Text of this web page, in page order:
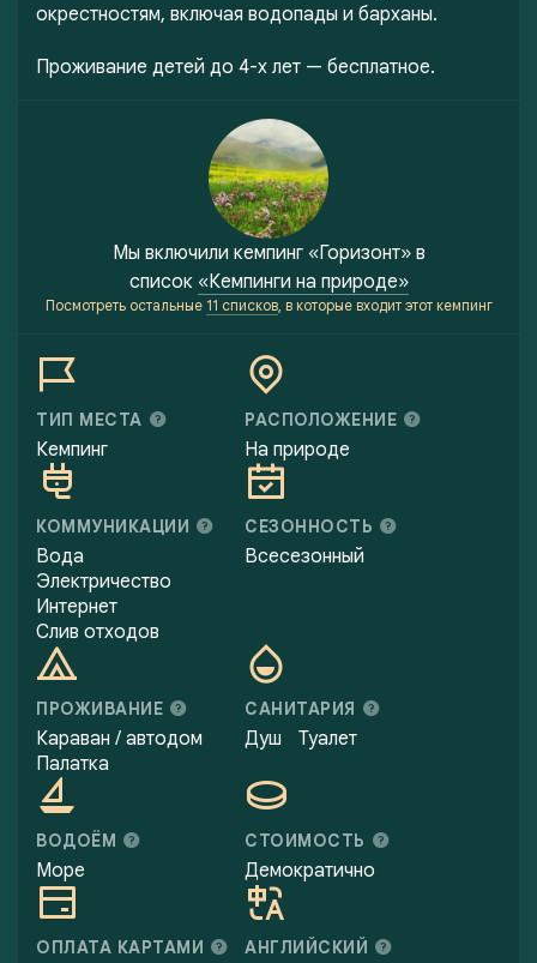
окрестностям, включая водопады и барханы.
Проживание детей до 4-х лет — бесплатное.
Мы включили кемпинг «Горизонт» в
список «Кемпинги на природе»
Посмотреть остальные 11 списков, в которые входит этот кемпинг
ТИП МЕСТА
Кемпинг
РАСПОЛОЖЕНИЕ
На природе
КОММУНИКАЦИИ
Вода
Электричество
Интернет
Слив отходов
СЕЗОННОСТЬ
Всесезонный
ПРОЖИВАНИЕ
Караван / автодом
Палатка
САНИТАРИЯ
Душ Туалет
ВОДОЁМ
Море
СТОИМОСТЬ
Демократично
ОПЛАТА КАРТАМИ АНГЛИЙСКИЙ